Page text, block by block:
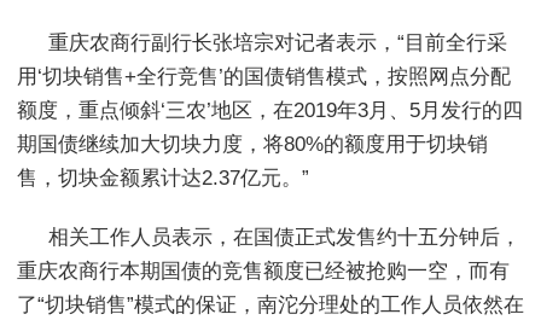
重庆农商行副行长张培宗对记者表示，“目前全行采
用‘切块销售+全行竞售’的国债销售模式，按照网点分配
额度，重点倾斜‘三农’地区，在2019年3月、5月发行的四
期国债继续加大切块力度，将80%的额度用于切块销
售，切块金额累计达2.37亿元。”
相关工作人员表示，在国债正式发售约十五分钟后，
重庆农商行本期国债的竞售额度已经被抢购一空，而有
了“切块销售”模式的保证，南沱分理处的工作人员依然在